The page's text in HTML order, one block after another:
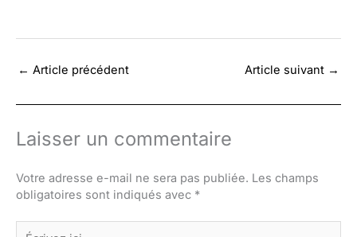
← Article précédent Article suivant →
Laisser un commentaire
Votre adresse e-mail ne sera pas publiée. Les champs
obligatoires sont indiqués avec *
Écrivez